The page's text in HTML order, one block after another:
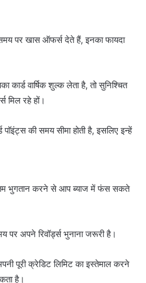
पर खास ऑफर्स देते हैं, इनका फायदा
वार्षिक शुल्क लेता है, तो सुनिश्चित
मिल रहे हों।
पॉइंट्स की समय सीमा होती है, इसलिए इन्हें
भुगतान करने से आप ब्याज में फंस सकते
पर अपने रिवॉर्ड्स भुनाना जरूरी है।
पूरी क्रेडिट लिमिट का इस्तेमाल करने
है।